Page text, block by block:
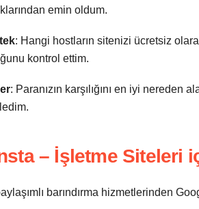
emin oldum.
: Hangi hostların sitenizi ücretsiz
kontrol ettim.
: Paranızın karşılığını en iyi
– İşletme Siteleri
barındırma hizmetlerinden